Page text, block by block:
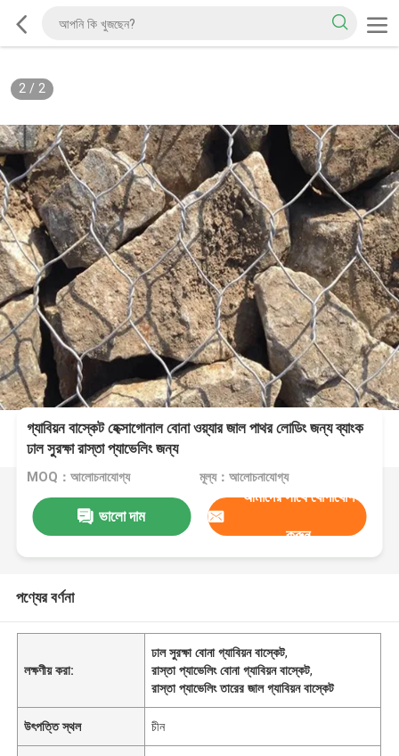
2/ 2
গ্যাবিয়ন বাস্কেট হেক্সাগোনাল বোনা ওয়্যার জাল পাথর লোডিং জন্য ব্যাংক
ঢাল সুরক্ষা রাস্তা প্যাভেলিং জন্য
MOQ：আলোচনাযোগ্য মূল্য：আলোচনাযোগ্য
ভালো দাম
আমাদের সাথে যোগাযোগ
করুন
পণ্যের বর্ণনা
লক্ষণীয় করা:
ঢাল সুরক্ষা বোনা গ্যাবিয়ন বাস্কেট,
রাস্তা প্যাভেলিং বোনা গ্যাবিয়ন বাস্কেট,
রাস্তা প্যাভেলিং তারের জাল গ্যাবিয়ন বাস্কেট
উৎপত্তি স্থল চীন